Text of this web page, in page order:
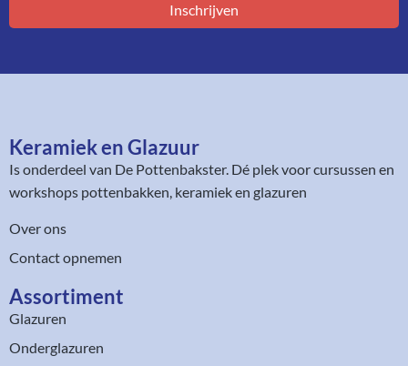
Inschrijven
Keramiek en Glazuur​
Is onderdeel van De Pottenbakster. Dé plek voor cursussen en
workshops pottenbakken, keramiek en glazuren
Over ons
Contact opnemen
Assortiment​
Glazuren
Onderglazuren